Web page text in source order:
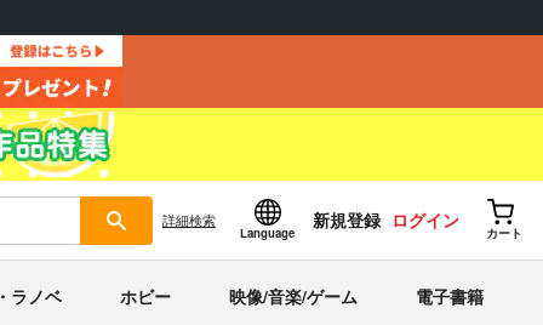
詳細検索
Language
新規登録 ログイン
カート
ラノベ ホビー 映像/音楽/ゲーム 電子書籍